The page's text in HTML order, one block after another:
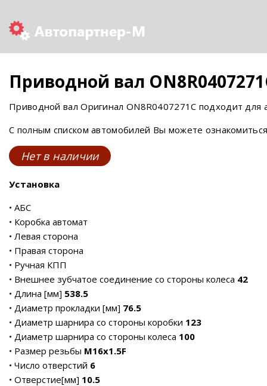
Приводной вал
Приводной вал Оригинал ON8R0407271C подходит для
С полным списком автомобилей Вы можете
Нет в наличии
Установка
• АБС
• Коробка автомат
• Левая сторона
• Правая сторона
• Ручная КПП
• Внешнее зубчатое соединение со стороны колеса 42
• Длина [мм] 538.5
• Диаметр прокладки [мм] 76.5
• Диаметр шарнира со стороны коробки 123
• Диаметр шарнира со стороны колеса 100
• Размер резьбы М16x1.5F
• Число отверстий 6
• Отверстие[мм] 10.5